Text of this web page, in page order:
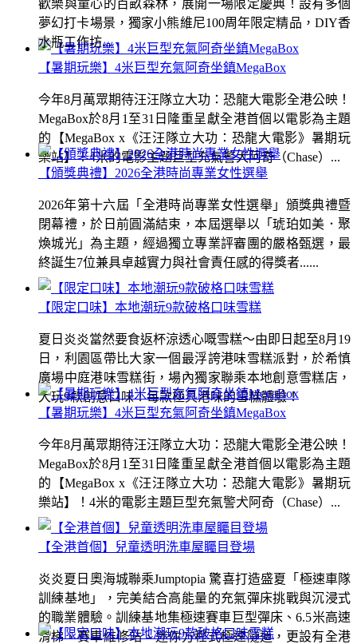
【暑期玩樂】4米巨型充氣阿奇坐鎮MegaBox
今年8月萬眾期待汪汪隊立大功：恐龍大電影全港公映！
MegaBox於8月1至31日隆重呈獻全港首個以電影為主題
的【MegaBox x《汪汪隊立大功：恐龍大電影》暑期玩
樂站】！4米的電影主題巨型充氣警犬阿奇（Chase）...
【限定口味】本地潮玩9款破格口味雪糕
夏日炎炎當然要食返杯涼透心嘅雪糕～由即日起至8月19
日，利園區帶比大家一個最浮誇港味雪糕派對，於希慎
廣場中庭港味雪糕街，場內獨家聯乘本地創意雪糕店，
大玩9款創意口味！每款極具港味的雪糕體驗！
【全港首個】兒童透明洗車屋矚目登場
炎炎夏日奧海城聯乘Jumptopia 驚喜打造盛夏「極速車隊
訓練基地」，完美結合高能量的充氣彈床挑戰與沉浸式
的職業體驗。訓練基地集極速賽車巨型彈床、6.5米高速
滑梯、賽車維修站、迷你方程式極速隧道，更設有全港
歡樂與童心的百畝森林，展開一場限定慶典！設有多個
夢幻打卡場景，獨家小熊維尼100周年限定精品，DIY香
水瓶工作坊...
【頒獎典禮】2026全港時尚專業女性選舉
2026年第十六屆「全港時尚專業女性選舉」頒獎典禮暨
閉幕禮，於日前圓滿結束，本屆選舉以「琥珀如美．聚
煥城光」為主題，經過獨立專業評審團的嚴格甄選，最
終誕生7位兼具卓越實力與社會責任感的得獎者......
【暑期玩樂】4米巨型充氣阿奇坐鎮MegaBox
今年8月萬眾期待汪汪隊立大功：恐龍大電影全港公映！
MegaBox於8月1至31日隆重呈獻全港首個以電影為主題
的【MegaBox x《汪汪隊立大功：恐龍大電影》暑期玩
樂站】！4米的電影主題巨型充氣警犬阿奇（Chase）...